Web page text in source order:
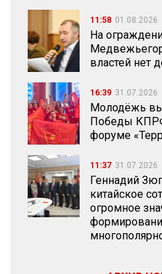
11:58 01.08.2026
На
властей нет
16:39 31.07.2026
Молодёжь
Победы
форуме
11:37 31.07.2026
Геннадий
китайское
огромное